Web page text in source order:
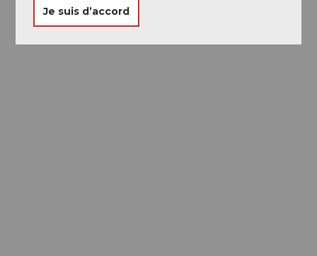
Je suis d’accord